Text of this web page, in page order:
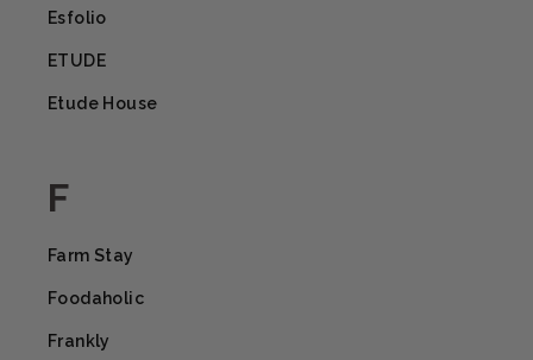
Esfolio
ETUDE
Etude House
F
Farm Stay
Foodaholic
Frankly